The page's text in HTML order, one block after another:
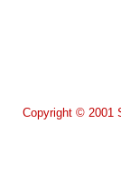
Copyright © 2001